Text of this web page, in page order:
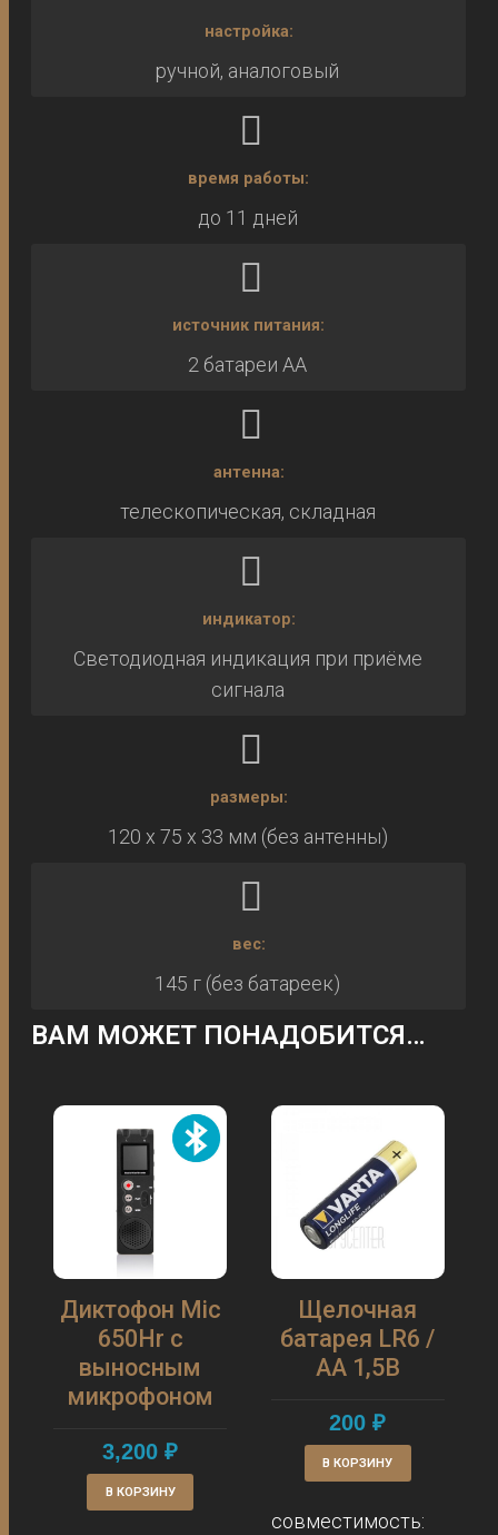
настройка:
ручной, аналоговый
время работы:
до 11 дней
источник питания:
2 батареи AA
антенна:
телескопическая, складная
индикатор:
Светодиодная индикация при приёме
сигнала
размеры:
120 x 75 x 33 мм (без антенны)
вес:
145 г (без батареек)
ВАМ МОЖЕТ ПОНАДОБИТСЯ…
Диктофон Mic
650Hr с
выносным
микрофоном
3,200₽
В КОРЗИНУ
Щелочная
батарея LR6 /
AA 1,5В
200₽
В КОРЗИНУ
совместимость: